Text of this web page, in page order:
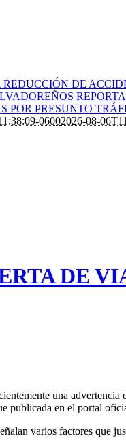
REDUCCIÓN DE
POR PRESUNTO
06002026-08-
DE
una
publicada en el portal
varios factores que